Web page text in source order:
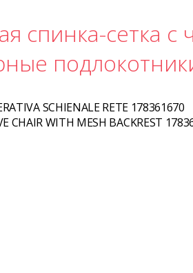
спинка-сетка
SCHIENALE RETE 178361670
CHAIR WITH MESH BACKREST